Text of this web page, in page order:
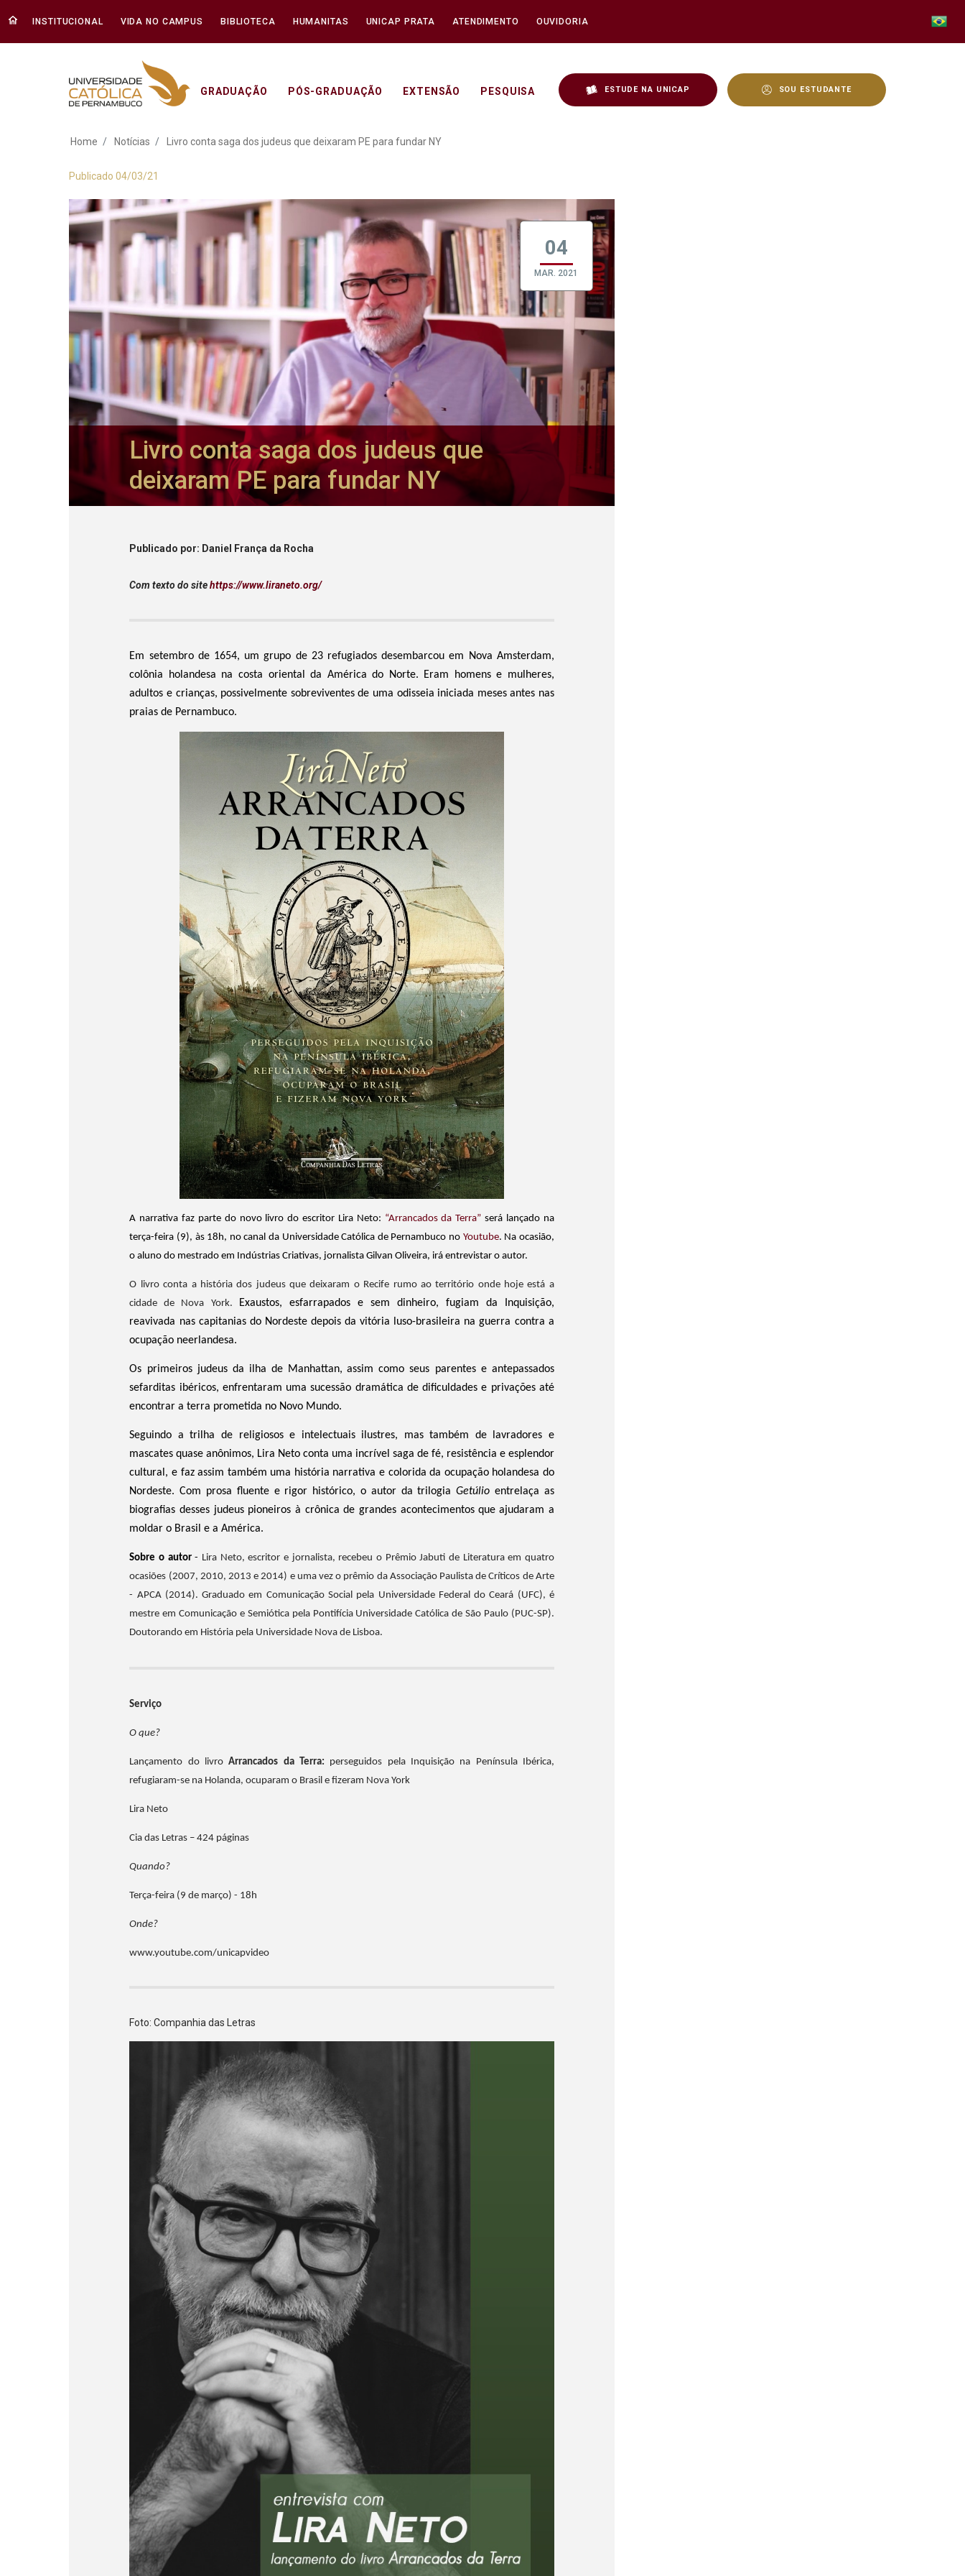
INSTITUCIONAL VIDA NO CAMPUS BIBLIOTECA HUMANITAS UNICAP PRATA ATENDIMENTO OUVIDORIA
GRADUAÇÃO PÓS-GRADUAÇÃO EXTENSÃO PESQUISA ESTUDE NA UNICAP SOU ESTUDANTE
Livro conta saga dos judeus que deixaram PE para fundar NY -
Home Notícias Livro conta saga dos judeus que deixaram PE para fundar NY
Publicado 04/03/21
04
MAR. 2021
Livro conta saga dos judeus que
deixaram PE para fundar NY
Publicado por: Daniel França da Rocha
Com texto do sitehttps://www.liraneto.org/
Em setembro de 1654, um grupo de 23 refugiados desembarcou em Nova Amsterdam,
colônia holandesa na costa oriental da América do Norte. Eram homens e mulheres,
adultos e crianças, possivelmente sobreviventes de uma odisseia iniciada meses antes nas
praias de Pernambuco.
A narrativa faz parte do novo livro do escritor Lira Neto: “Arrancados da Terra” será lançado na
terça-feira (9), às 18h, no canal da Universidade Católica de Pernambuco no Youtube. Na ocasião,
o aluno do mestrado em Indústrias Criativas, jornalista Gilvan Oliveira, irá entrevistar o autor.
O livro conta a história dos judeus que deixaram o Recife rumo ao território onde hoje está a
cidade de Nova York. Exaustos, esfarrapados e sem dinheiro, fugiam da Inquisição,
reavivada nas capitanias do Nordeste depois da vitória luso-brasileira na guerra contra a
ocupação neerlandesa.
Os primeiros judeus da ilha de Manhattan, assim como seus parentes e antepassados
sefarditas ibéricos, enfrentaram uma sucessão dramática de dificuldades e privações até
encontrar a terra prometida no Novo Mundo.
Seguindo a trilha de religiosos e intelectuais ilustres, mas também de lavradores e
mascates quase anônimos, Lira Neto conta uma incrível saga de fé, resistência e esplendor
cultural, e faz assim também uma história narrativa e colorida da ocupação holandesa do
Nordeste. Com prosa fluente e rigor histórico, o autor da trilogiaGetúlio entrelaça as
biografias desses judeus pioneiros à crônica de grandes acontecimentos que ajudaram a
moldar o Brasil e a América.
Sobre o autor- Lira Neto, escritor e jornalista, recebeu o Prêmio Jabuti de Literatura em quatro
ocasiões (2007, 2010, 2013 e 2014) e uma vez o prêmio da Associação Paulista de Críticos de Arte
- APCA (2014). Graduado em Comunicação Social pela Universidade Federal do Ceará (UFC), é
mestre em Comunicação e Semiótica pela Pontifícia Universidade Católica de São Paulo (PUC-SP).
Doutorando em História pela Universidade Nova de Lisboa.
Serviço
O que?
Lançamento do livroArrancados da Terra: perseguidos pela Inquisição na Península Ibérica,
refugiaram-se na Holanda, ocuparam o Brasil e fizeram Nova York
Lira Neto
Cia das Letras – 424 páginas
Quando?
Terça-feira (9 de março) - 18h
Onde?
www.youtube.com/unicapvideo
Foto: Companhia das Letras